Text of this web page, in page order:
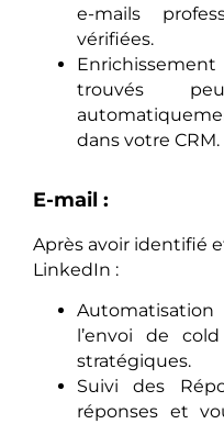
e-mails
vérifiées.
trouvés
dans votre CRM.
E-mail :
Après avoir identifié
LinkedIn :
l’envoi de
stratégiques.
Suivi des
réponses et